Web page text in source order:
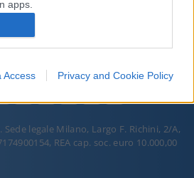
apps.
data to be sent to
purposes.
to send me
like cookies on web or
Access Privacy and Cookie Policy
legale Milano, Largo F. Richini, 2/A,
REA cap. soc. euro 10.000,00